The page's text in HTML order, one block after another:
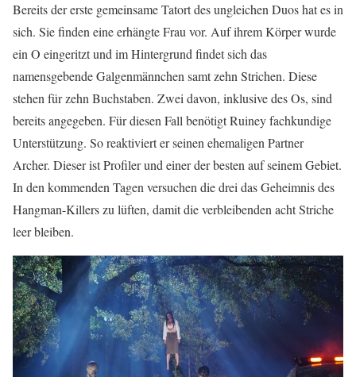
Bereits der erste gemeinsame Tatort des ungleichen Duos hat es in
sich. Sie finden eine erhängte Frau vor. Auf ihrem Körper wurde
ein O eingeritzt und im Hintergrund findet sich das
namensgebende Galgenmännchen samt zehn Strichen. Diese
stehen für zehn Buchstaben. Zwei davon, inklusive des Os, sind
bereits angegeben. Für diesen Fall benötigt Ruiney fachkundige
Unterstützung. So reaktiviert er seinen ehemaligen Partner
Archer. Dieser ist Profiler und einer der besten auf seinem Gebiet.
In den kommenden Tagen versuchen die drei das Geheimnis des
Hangman-Killers zu lüften, damit die verbleibenden acht Striche
leer bleiben.